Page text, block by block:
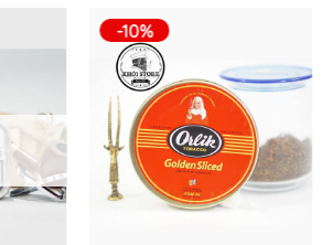
-10%